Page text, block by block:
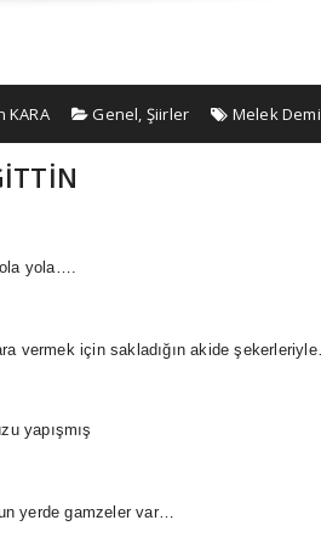
KARA Genel, Şiirler Melek
yola….
vermek için sakladığın akide
yapışmış
yerde gamzeler var…